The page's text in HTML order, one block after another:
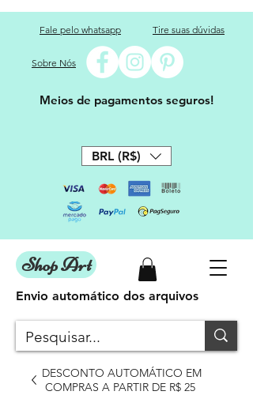
Fale pelo whatsapp Tire suas dúvidas
Sobre Nós
Meios de pagamentos seguros!
BRL (R$)
Shop Art
DESCONTO AUTOMÁTICO EM
COMPRAS A PARTIR DE R$ 25
Envio automático dos arquivos